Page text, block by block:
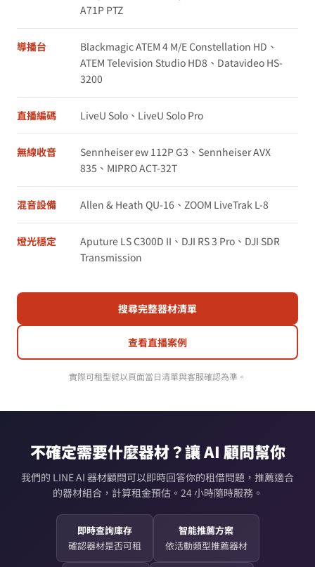
A71P PTZ
導播台
Blackmagic ATEM 4 M/E Constellation HD、
ATEM Television Studio HD8、Datavideo HS-
3200
直播編碼 LiveU Solo、LiveU Solo Pro
無線收音
Sennheiser ew 112P G3、Sennheiser AVX
835、MIPRO ACT-32T
混音設備 Allen & Heath QU-16、ZOOM LiveTrak L-8
燈光穩定
Aputure LS C300D II、DJI RS 3 Pro、DJI SDR
Transmission
搜尋完整器材清單
查看直播案例
實際可租型號以頁面當日清單與客服確認為準。
不確定需要什麼器材？讓 AI 顧問幫你
我們的 LINE AI 器材顧問可以即時回答你的租借問題，推薦適合
的器材組合，計算租金預估。24 小時隨時服務。
即時查詢庫存
確認器材是否可租
智能推薦方案
依活動類型推薦器材